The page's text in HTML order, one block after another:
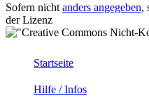
Sofern nicht anders angegeben,
der Lizenz
Startseite
Hilfe / Infos